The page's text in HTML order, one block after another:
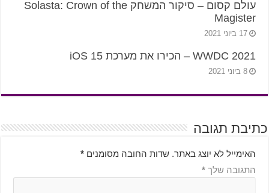
עולם קסום – סיקור המשחק Solasta: Crown of the
Magister
17 ביוני 2021
WWDC 2021 – הכירו את מערכת iOS 15
8 ביוני 2021
כתיבת תגובה
האימייל לא יוצג באתר. שדות החובה מסומנים *
התגובה שלך *